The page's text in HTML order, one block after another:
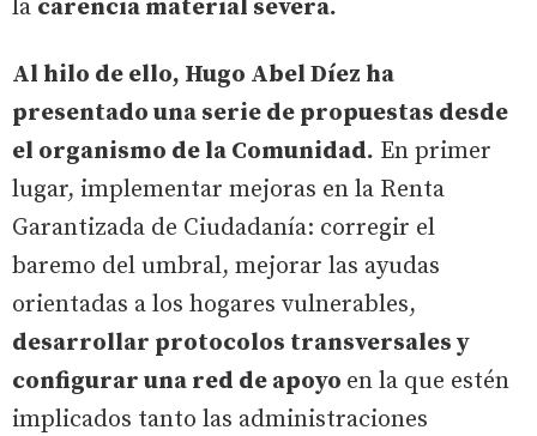
la carencia material severa.
Al hilo de ello, Hugo Abel Díez ha
presentado una serie de propuestas desde
el organismo de la Comunidad. En primer
lugar, implementar mejoras en la Renta
Garantizada de Ciudadanía: corregir el
baremo del umbral, mejorar las ayudas
orientadas a los hogares vulnerables,
desarrollar protocolos transversales y
configurar una red de apoyo en la que estén
implicados tanto las administraciones